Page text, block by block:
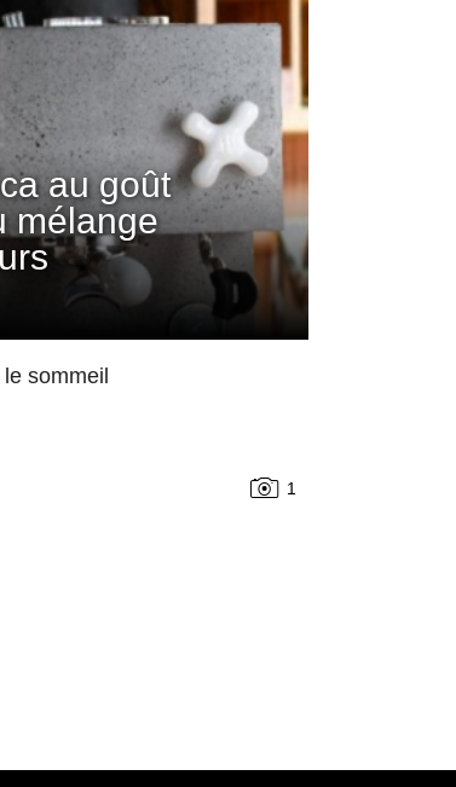
au goût
mélange
sommeil
1